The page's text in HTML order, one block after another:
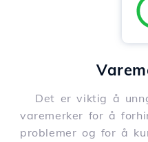
Det er viktig å
varemerker for å
problemer og for å